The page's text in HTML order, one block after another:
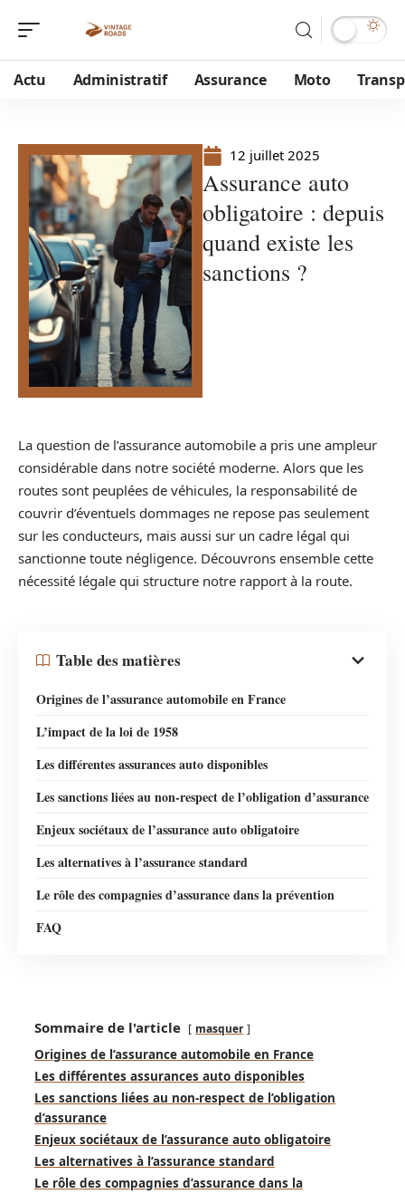
Actu Administratif Assurance Moto
12 juillet 2025
Assurance auto
obligatoire : depuis
quand existe les
sanctions ?
La question de l’assurance automobile a pris une ampleur
considérable dans notre société moderne. Alors que les
routes sont peuplées de véhicules, la responsabilité de
couvrir d’éventuels dommages ne repose pas seulement
sur les conducteurs, mais aussi sur un cadre légal qui
sanctionne toute négligence. Découvrons ensemble cette
nécessité légale qui structure notre rapport à la route.
Table des matières
Origines de l’assurance automobile en France
L’impact de la loi de 1958
Les différentes assurances auto disponibles
Les sanctions liées au non-respect de l’obligation d’assurance
Enjeux sociétaux de l’assurance auto obligatoire
Les alternatives à l’assurance standard
Le rôle des compagnies d’assurance dans la prévention
FAQ
Sommaire de l'article masquer
Origines de l’assurance automobile en France
Les différentes assurances auto disponibles
Les sanctions liées au non-respect de l’obligation
d’assurance
Enjeux sociétaux de l’assurance auto obligatoire
Les alternatives à l’assurance standard
Le rôle des compagnies d’assurance dans la